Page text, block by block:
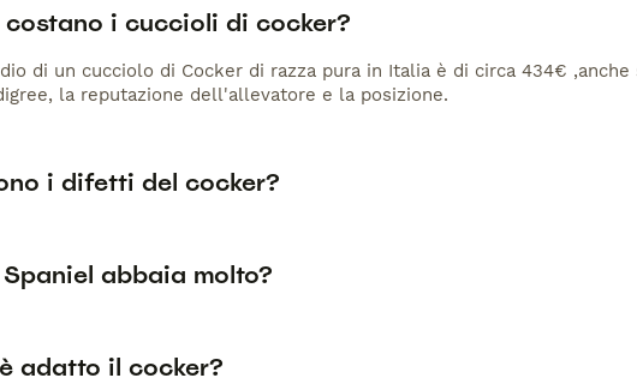
costano i cuccioli di cocker?
di un cucciolo di Cocker di razza pura in Italia è di circa 434€
la reputazione dell'allevatore e la posizione.
i difetti del cocker?
abbaia molto?
adatto il cocker?